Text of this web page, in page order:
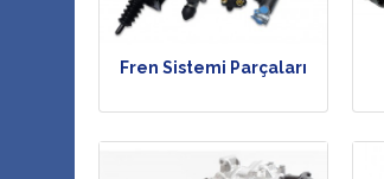
Fren Sistemi Parçaları